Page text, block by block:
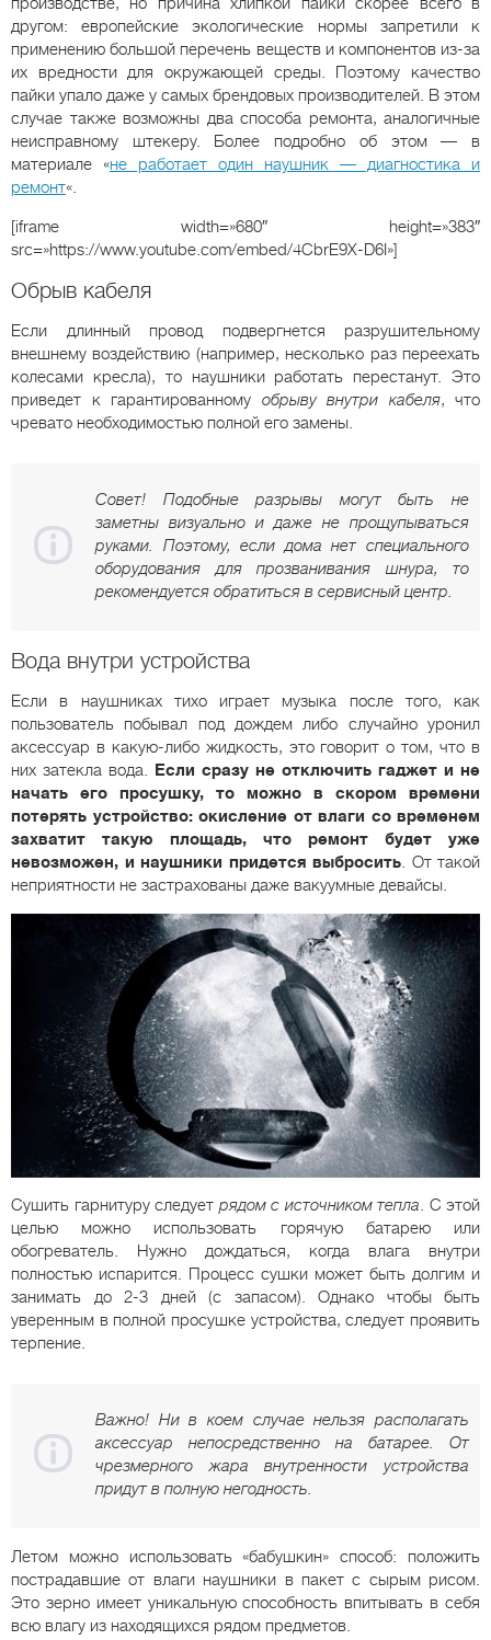
другом: европейские экологические нормы запретили к
применению большой перечень веществ и компонентов из-за
их вредности для окружающей среды. Поэтому качество
пайки упало даже у самых брендовых производителей. В этом
случае также возможны два способа ремонта, аналогичные
неисправному штекеру. Более подробно об этом — в
материале «не работает один наушник — диагностика и
ремонт«.
[iframe width=»680″ height=»383″
src=»https://www.youtube.com/embed/4CbrE9X-D6I»]
Обрыв кабеля
Если длинный провод подвергнется разрушительному
внешнему воздействию (например, несколько раз переехать
колесами кресла), то наушники работать перестанут. Это
приведет к гарантированному обрыву внутри кабеля, что
чревато необходимостью полной его замены.
Совет! Подобные разрывы могут быть не
заметны визуально и даже не прощупываться
руками. Поэтому, если дома нет специального
оборудования для прозванивания шнура, то
рекомендуется обратиться в сервисный центр.
Вода внутри устройства
Если в наушниках тихо играет музыка после того, как
пользователь побывал под дождем либо случайно уронил
аксессуар в какую-либо жидкость, это говорит о том, что в
них затекла вода. Если сразу не отключить гаджет и не
начать его просушку, то можно в скором времени
потерять устройство: окисление от влаги со временем
захватит такую площадь, что ремонт будет уже
невозможен, и наушники придется выбросить. От такой
неприятности не застрахованы даже вакуумные девайсы.
Сушить гарнитуру следует рядом с источником тепла. С этой
целью можно использовать горячую батарею или
обогреватель. Нужно дождаться, когда влага внутри
полностью испарится. Процесс сушки может быть долгим и
занимать до 2-3 дней (с запасом). Однако чтобы быть
уверенным в полной просушке устройства, следует проявить
терпение.
Важно! Ни в коем случае нельзя располагать
аксессуар непосредственно на батарее. От
чрезмерного жара внутренности устройства
придут в полную негодность.
Летом можно использовать «бабушкин» способ: положить
пострадавшие от влаги наушники в пакет с сырым рисом.
Это зерно имеет уникальную способность впитывать в себя
всю влагу из находящихся рядом предметов.